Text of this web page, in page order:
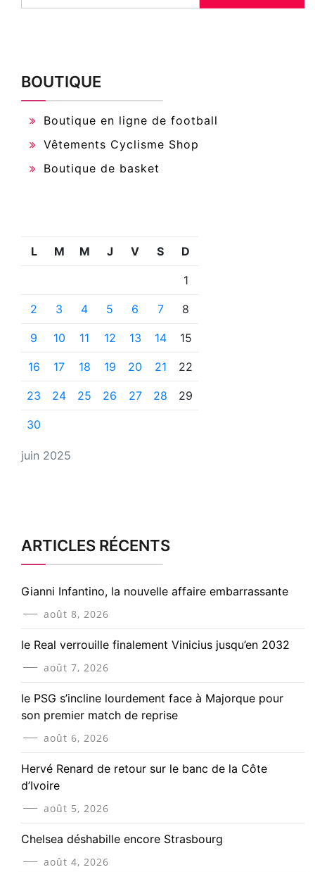
BOUTIQUE
Boutique en ligne de football
Vêtements Cyclisme Shop
Boutique de basket
juin 2025
L M M J V S D
1
2 3 4 5 6 7 8
9 10 11 12 13 14 15
16 17 18 19 20 21 22
23 24 25 26 27 28 29
30
ARTICLES RÉCENTS
Gianni Infantino, la nouvelle affaire embarrassante
août 8, 2026
le Real verrouille finalement Vinicius jusqu’en 2032
août 7, 2026
le PSG s’incline lourdement face à Majorque pour
son premier match de reprise
août 6, 2026
Hervé Renard de retour sur le banc de la Côte
d’Ivoire
août 5, 2026
Chelsea déshabille encore Strasbourg
août 4, 2026